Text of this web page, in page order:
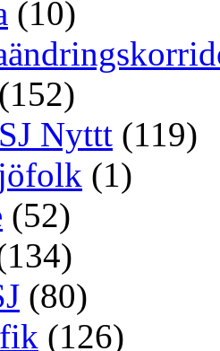
(10)
(152)
Nyttt (119)
(1)
(52)
(80)
(126)